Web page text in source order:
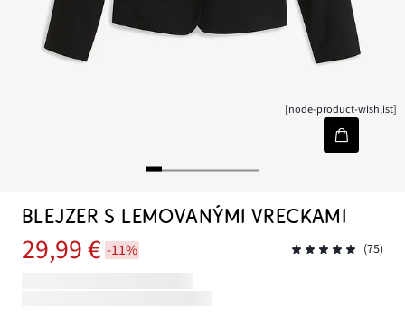
[node-product-wishlist]
BLEJZER S LEMOVANÝMI VRECKAMI
29,99 € -11% (75)